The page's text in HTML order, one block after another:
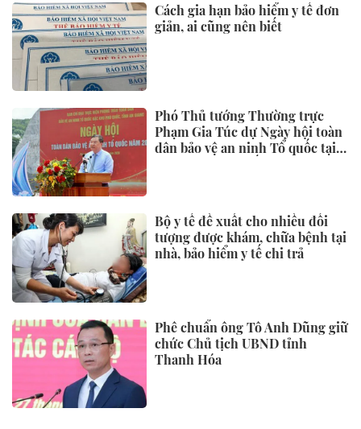
Cách gia hạn bảo hiểm y tế đơn
giản, ai cũng nên biết
Phó Thủ tướng Thường trực
Phạm Gia Túc dự Ngày hội toàn
dân bảo vệ an ninh Tổ quốc tại
Bộ y tế đề xuất cho nhiều đối
tượng được khám, chữa bệnh tại
nhà, bảo hiểm y tế chi trả
Phê chuẩn ông Tô Anh Dũng giữ
chức Chủ tịch UBND tỉnh
Thanh Hóa